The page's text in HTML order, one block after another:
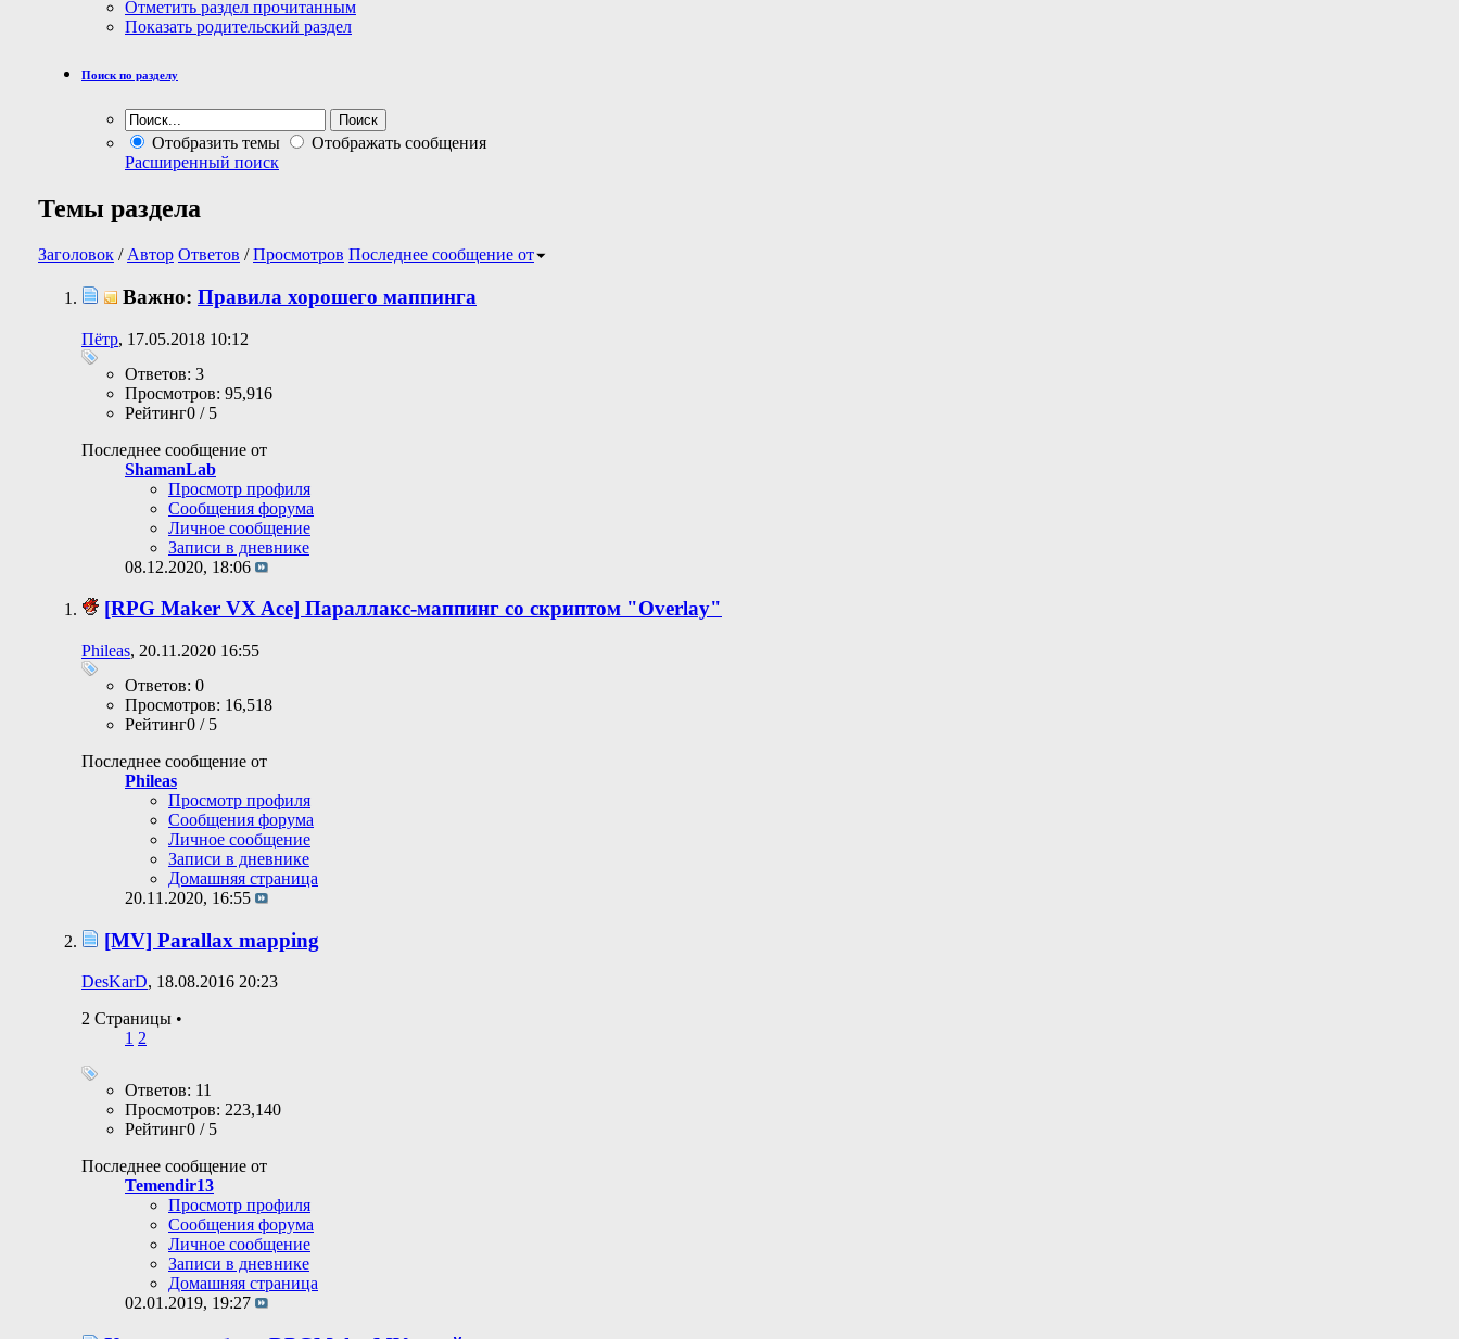
Отметить раздел прочитанным
Показать родительский раздел
Поиск по разделу
Отобразить темы
Отображать сообщения
Расширенный поиск
Темы раздела
Заголовок / Автор Ответов /Просмотров Последнее сообщение от
Важно: Правила хорошего маппинга
Пётр, 17.05.2018 10:12
Ответов: 3
Просмотров: 95,916
Рейтинг0 / 5
Последнее сообщение от
ShamanLab
Просмотр профиля
Сообщения форума
Личное сообщение
Записи в дневнике
08.12.2020, 18:06
[RPG Maker VX Ace] Параллакс-маппинг со скриптом "Overlay"
Phileas, 20.11.2020 16:55
Ответов: 0
Просмотров: 16,518
Рейтинг0 / 5
Последнее сообщение от
Phileas
Просмотр профиля
Сообщения форума
Личное сообщение
Записи в дневнике
Домашняя страница
20.11.2020, 16:55
[MV] Parallax mapping
DesKarD, 18.08.2016 20:23
2 Страницы •
1 2
Ответов: 11
Просмотров: 223,140
Рейтинг0 / 5
Последнее сообщение от
Temendir13
Просмотр профиля
Сообщения форума
Личное сообщение
Записи в дневнике
Домашняя страница
02.01.2019, 19:27